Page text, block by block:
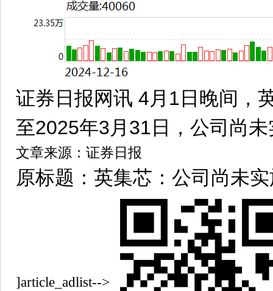
证券日报网讯 4月1日晚间，
至2025年3月31日，公司尚
文章来源：证券日报
原标题：英集芯：公司尚未
]article_adlist-->